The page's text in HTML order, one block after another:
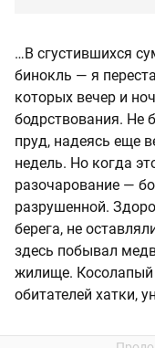
…В сгустившихся
бинокль — я
которых вечер и
бодрствования. Не
пруд, надеясь еще
недель. Но когда
разочарование —
разрушенной.
берега, не
здесь побывал
жилище. Косолапый
обитателей хатки,